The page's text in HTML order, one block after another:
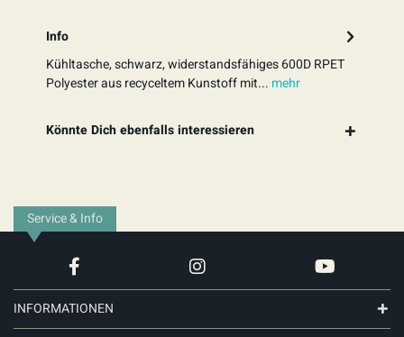
Info
Kühltasche, schwarz, widerstandsfähiges 600D RPET
Polyester aus recyceltem Kunstoff mit... mehr
Könnte Dich ebenfalls interessieren
Service & Info
INFORMATIONEN